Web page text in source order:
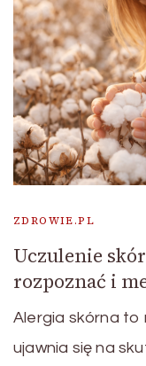
ZDROWIE.PL
Uczulenie
rozpoznać i
Alergia skórna to
ujawnia się na